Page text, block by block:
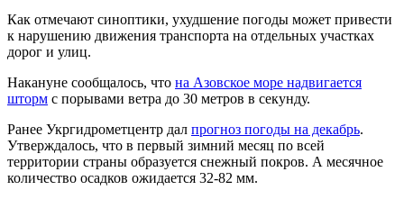
Как отмечают синоптики, ухудшение погоды может привести
к нарушению движения транспорта на отдельных участках
дорог и улиц.
Накануне сообщалось, что на Азовское море надвигается
шторм с порывами ветра до 30 метров в секунду.
Ранее Укргидрометцентр дал прогноз погоды на декабрь.
Утверждалось, что в первый зимний месяц по всей
территории страны образуется снежный покров. А месячное
количество осадков ожидается 32-82 мм.